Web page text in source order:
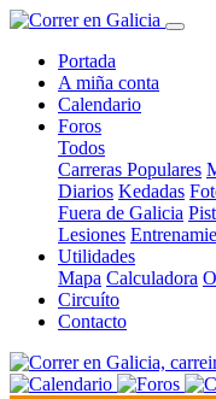
Portada
A miña conta
Calendario
Foros
Todos
Carreras Populares
Diarios Kedadas
Fuera de Galicia
Lesiones
Utilidades
Mapa Calculadora
Circuíto
Contacto